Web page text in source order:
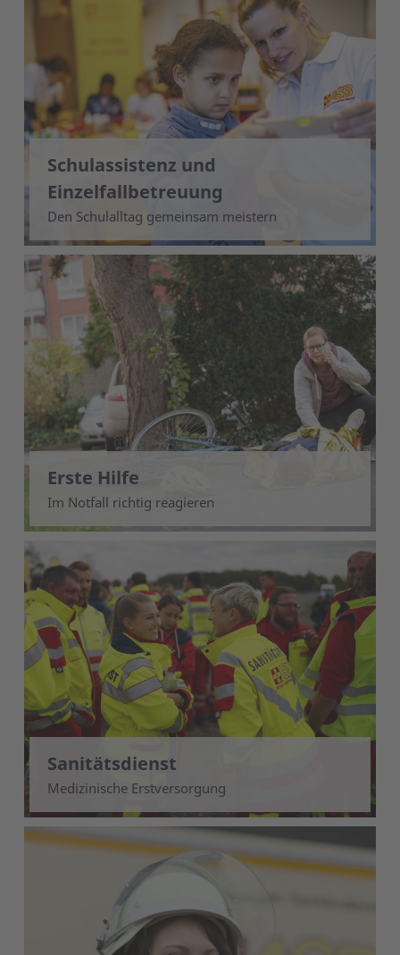
Schulassistenz und
Einzelfallbetreuung
Den Schulalltag gemeinsam meistern
Erste Hilfe
Im Notfall richtig reagieren
Sanitätsdienst
Medizinische Erstversorgung